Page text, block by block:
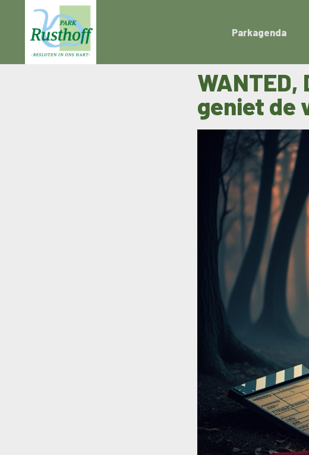
Parkagenda
WANTED,
geniet de